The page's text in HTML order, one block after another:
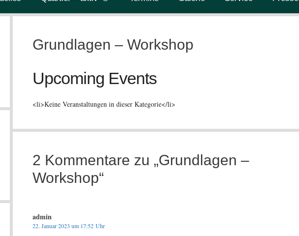
Grundlagen – Workshop
Upcoming Events
<li>Keine Veranstaltungen in dieser Kategorie</li>
2 Kommentare zu „Grundlagen –
Workshop“
admin
22. Januar 2023 um 17:52 Uhr